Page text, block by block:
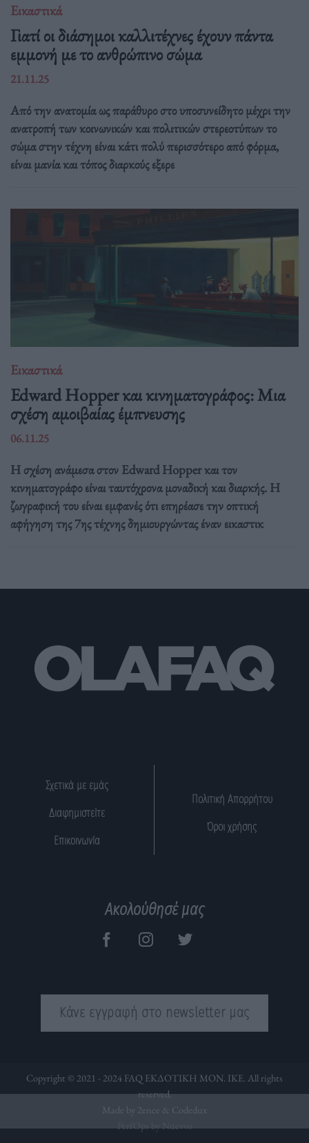
Εικαστικά
Γιατί οι διάσημοι καλλιτέχνες έχουν πάντα
εμμονή με το ανθρώπινο σώμα
21.11.25
Από την ανατομία ως παράθυρο στο υποσυνείδητο μέχρι την
ανατροπή των κοινωνικών και πολιτικών στερεοτύπων το
σώμα στην τέχνη είναι κάτι πολύ περισσότερο από φόρμα,
είναι μανία και τόπος διαρκούς εξερε
Εικαστικά
Edward Hopper και κινηματογράφος: Μια
σχέση αμοιβαίας έμπνευσης
06.11.25
Η σχέση ανάμεσα στον Edward Hopper και τον
κινηματογράφο είναι ταυτόχρονα μοναδική και διαρκής. Η
ζωγραφική του είναι εμφανές ότι επηρέασε την οπτική
αφήγηση της 7ης τέχνης δημιουργώντας έναν εικαστικ
Σχετικά με εμάς
Διαφημιστείτε
Επικοινωνία
Πολιτική Απορρήτου
Όροι χρήσης
Ακολούθησέ μας
Κάνε εγγραφή στο newsletter μας
Copyright © 2021 - 2024 FAQ ΕΚΔΟΤΙΚΗ ΜΟΝ. ΙΚΕ. All rights
reserved.
Made by 2ence & Codedux